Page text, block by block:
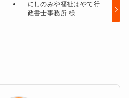
にしのみや福祉はやて行
政書士事務所 様